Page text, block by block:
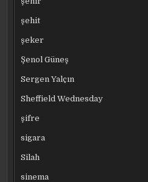
şehit
şeker
Şenol Güneş
Sergen Yalçın
Sheffield Wednesday
şifre
sigara
Silah
sinema